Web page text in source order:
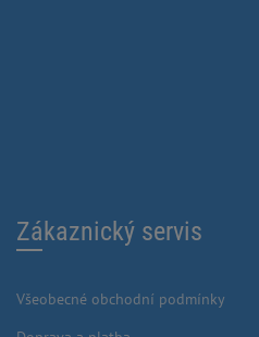
Zákaznický servis
Všeobecné obchodní podmínky